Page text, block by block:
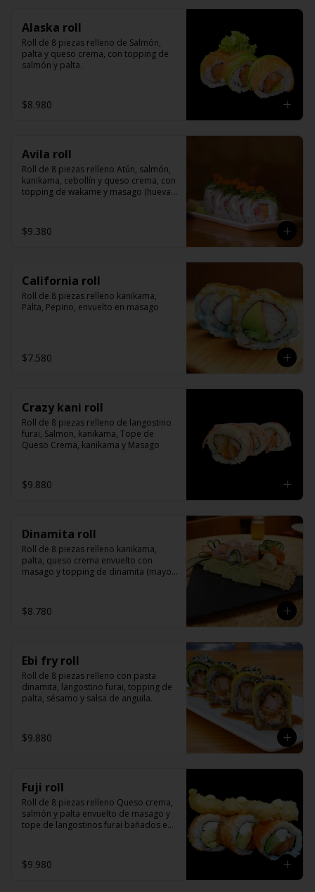
Alaska roll
Roll de 8 piezas relleno de Salmón,
palta y queso crema, con topping de
salmón y palta.
$8.980
Avila roll
Roll de 8 piezas relleno Atún, salmón,
kanikama, cebollín y queso crema, con
topping de wakame y masago (huevas
$9.380
California roll
Roll de 8 piezas relleno kanikama,
Palta, Pepino, envuelto en masago
$7.580
Crazy kani roll
Roll de 8 piezas relleno de langostino
furai, Salmon, kanikama, Tope de
Queso Crema, kanikama y Masago
$9.880
Dinamita roll
Roll de 8 piezas relleno kanikama,
palta, queso crema envuelto con
masago y topping de dinamita (mayo y
$8.780
Ebi fry roll
Roll de 8 piezas relleno con pasta
dinamita, langostino furai, topping de
palta, sésamo y salsa de anguila.
$9.880
Fuji roll
Roll de 8 piezas relleno Queso crema,
salmón y palta envuelto de masago y
tope de langostinos furai bañados en
$9.980